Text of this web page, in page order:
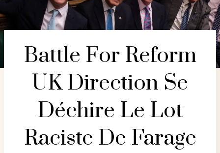
Battle For Reform
UK Direction Se
Déchire Le Lot
Raciste De Farage